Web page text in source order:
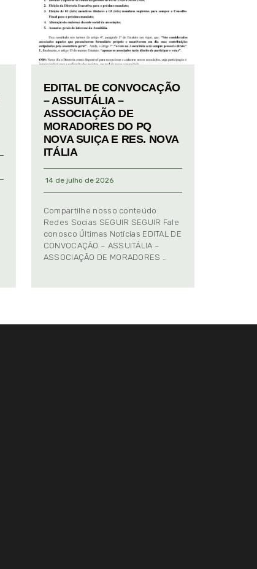
EDITAL DE CONVOCAÇÃO
– ASSUITÁLIA –
ASSOCIAÇÃO DE
MORADORES DO PQ
NOVA SUIÇA E RES. NOVA
ITÁLIA
14 de julho de 2026
Compartilhe nosso conteúdo:
Redes Socias SEGUIR SEGUIR Fale
conosco Últimas Notícias EDITAL DE
CONVOCAÇÃO – ASSUITÁLIA –
ASSOCIAÇÃO DE MORADORES …